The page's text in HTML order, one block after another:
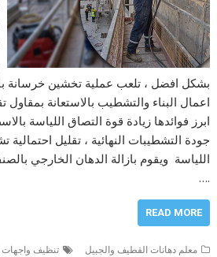
بشكل افضل ، تلعب عملية تخشين خرسانة
اعمال البناء والتشطيب بالاستعانة
ابرز فوائدها زيادة قوة التصاق اللياسة
جودة التشطيبات النهائية ، تقليل
اللياسة ويقوم بازالة الدهان الخارجي
.…
READ MORE
معلم دهانات القطيف والجبيل تنظيف واجهات